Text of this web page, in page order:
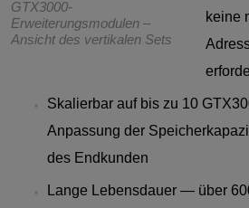
GTX3000-
Erweiterungsmodulen –
Ansicht des vertikalen Sets
keine
Skalierbar auf bis zu 10
Anpassung der
des Endkunden
Lange Lebensdauer — über